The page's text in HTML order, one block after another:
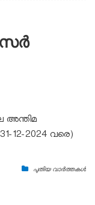
അന്തിമ
12-2024 വരെ)
പുതിയ വാർത്തകൾ